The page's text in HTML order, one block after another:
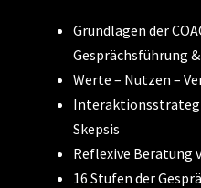
Grundlagen der
Gesprächsführung
Werte – Nutzen –
Skepsis
Reflexive Beratung
16 Stufen der